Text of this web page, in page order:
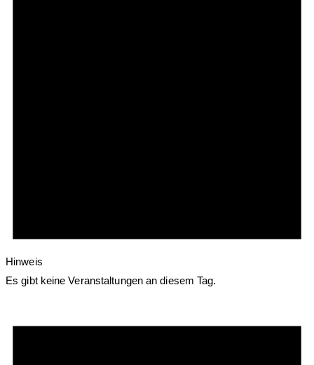
Hinweis
Es gibt keine Veranstaltungen an diesem Tag.